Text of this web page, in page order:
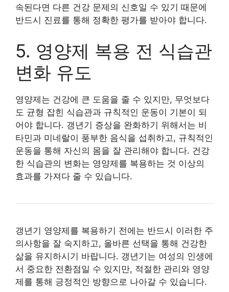
속된다면 다른 건강 문제의 신호일 수 있기 때문에
반드시 진료를 통해 정확한 평가를 받아야 합니다.
5. 영양제 복용 전 식습관
변화 유도
영양제는 건강에 큰 도움을 줄 수 있지만, 무엇보다
도 균형 잡힌 식습관과 규칙적인 운동이 기본이 되
어야 합니다. 갱년기 증상을 완화하기 위해서는 비
타민과 미네랄이 풍부한 음식을 섭취하고, 규칙적인
운동을 통해 자신의 몸을 잘 관리해야 합니다. 건강
한 식습관의 변화는 영양제를 복용하는 것 이상의
효과를 가져다 줄 수 있습니다.
갱년기 영양제를 복용하기 전에는 반드시 이러한 주
의사항을 잘 숙지하고, 올바른 선택을 통해 건강한
삶을 유지하시기 바랍니다. 갱년기는 여성의 인생에
서 중요한 전환점일 수 있지만, 적절한 관리와 영양
제를 통해 긍정적인 방향으로 나아갈 수 있습니다.